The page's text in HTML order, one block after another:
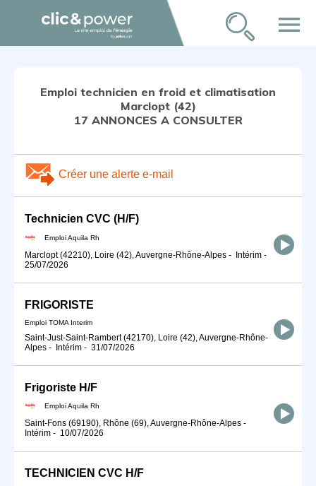
menu
Emploi technicien en froid et climatisation
Marclopt (42)
17 ANNONCES A CONSULTER
Créer une alerte e-mail
Technicien CVC (H/F)
Emploi Aquila Rh
Marclopt (42210), Loire (42), Auvergne-Rhône-Alpes - Intérim -
25/07/2026
FRIGORISTE
Emploi TOMA Interim
Saint-Just-Saint-Rambert (42170), Loire (42), Auvergne-Rhône-
Alpes - Intérim - 31/07/2026
Frigoriste H/F
Emploi Aquila Rh
Saint-Fons (69190), Rhône (69), Auvergne-Rhône-Alpes -
Intérim - 10/07/2026
TECHNICIEN CVC H/F